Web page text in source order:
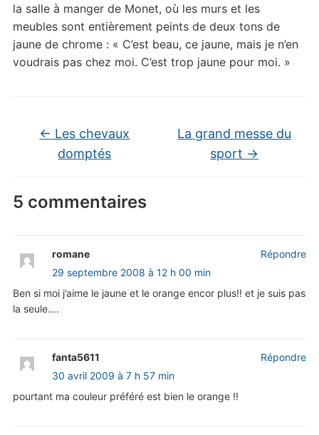
la salle à manger de Monet, où les murs et les
meubles sont entièrement peints de deux tons de
jaune de chrome : « C’est beau, ce jaune, mais je n’en
voudrais pas chez moi. C’est trop jaune pour moi. »
← Les chevaux
domptés
La grand messe du
sport →
5 commentaires
romane
29 septembre 2008 à 12 h 00 min
Ben si moi j’aime le jaune et le orange encor plus!! et je suis pas
la seule….
Répondre
fanta5611
30 avril 2009 à 7 h 57 min
pourtant ma couleur préféré est bien le orange !!
Répondre